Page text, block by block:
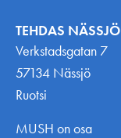
TEHDAS NÄSSJÖ
Verkstadsgatan 7
57134 Nässjö
Ruotsi
MUSH on osa